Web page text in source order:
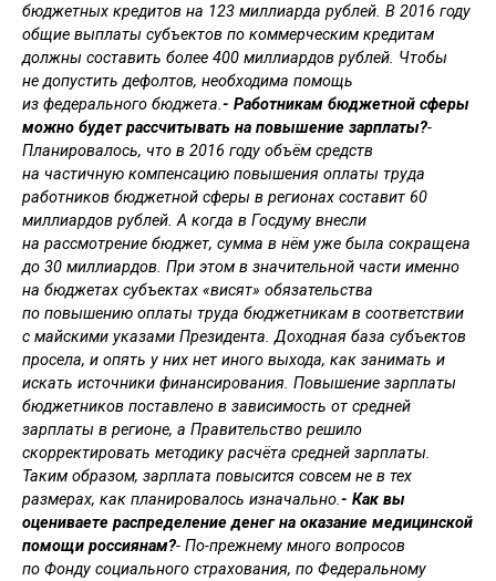
бюджетных кредитов на 123 миллиарда рублей. В 2016 году
общие выплаты субъектов по коммерческим кредитам
должны составить более 400 миллиардов рублей. Чтобы
не допустить дефолтов, необходима помощь
из федерального бюджета.- Работникам бюджетной сферы
можно будет рассчитывать на повышение зарплаты?-
Планировалось, что в 2016 году объём средств
на частичную компенсацию повышения оплаты труда
работников бюджетной сферы в регионах составит 60
миллиардов рублей. А когда в Госдуму внесли
на рассмотрение бюджет, сумма в нём уже была сокращена
до 30 миллиардов. При этом в значительной части именно
на бюджетах субъектах «висят» обязательства
по повышению оплаты труда бюджетникам в соответствии
с майскими указами Президента. Доходная база субъектов
просела, и опять у них нет иного выхода, как занимать и
искать источники финансирования. Повышение зарплаты
бюджетников поставлено в зависимость от средней
зарплаты в регионе, а Правительство решило
скорректировать методику расчёта средней зарплаты.
Таким образом, зарплата повысится совсем не в тех
размерах, как планировалось изначально.- Как вы
оцениваете распределение денег на оказание медицинской
помощи россиянам?- По-прежнему много вопросов
по Фонду социального страхования, по Федеральному